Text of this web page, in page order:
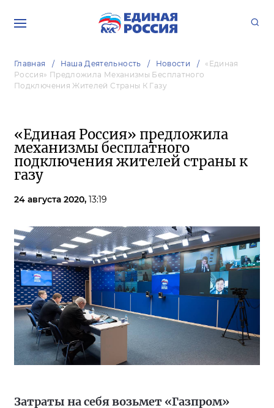
Главная Наша Деятельность Новости
«Единая
Россия» Предложила Механизмы Бесплатного
Подключения Жителей Страны К Газу
«Единая Россия» предложила
механизмы бесплатного
подключения жителей страны к
газу
24 августа 2020, 13:19
Затраты на себя возьмет «Газпром»